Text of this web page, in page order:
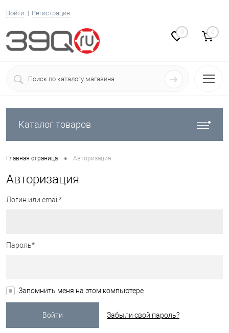
Войти Регистрация
0 0
Каталог товаров
Главная страница • Авторизация
Авторизация
Логин или email*
Пароль*
Запомнить меня на этом компьютере
Забыли свой пароль?